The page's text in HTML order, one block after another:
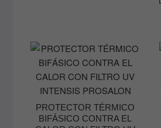
PROTECTOR TÉRMICO
BIFÁSICO CONTRA EL